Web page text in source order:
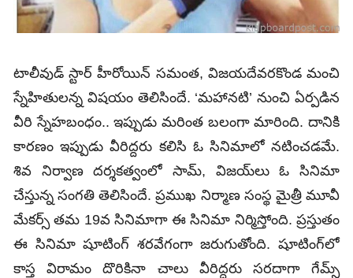
టాలీవుడ్‌ స్టార్‌ హీరోయిన్‌ సమంత, విజయదేవరకొండ మంచి
స్నేహితులన్న విషయం తెలిసిందే. ‘మహానటి’ నుంచి ఏర్పడిన
వీరి స్నేహబంధం.. ఇప్పుడు మరింత బలంగా మారింది. దానికి
కారణం ఇప్పుడు వీరిద్దరు కలిసి ఓ సినిమాలో నటించడమే.
శివ నిర్వాణ దర్శకత్వంలో సామ్‌, విజయ్‌లు ఓ సినిమా
చేస్తున్న సంగతి తెలిసిందే. ప్రముఖ నిర్మాణ సంస్థ మైత్రీ మూవీ
మేకర్స్ తమ 19వ సినిమాగా ఈ సినిమా నిర్మిస్తోంది. ప్రస్తుతం
ఈ సినిమా షూటింగ్‌ శరవేగంగా జరుగుతోంది. షూటింగ్‌లో
కాస్త విరామం దొరికినా చాలు వీరిద్దరు సరదాగా గేమ్స్‌